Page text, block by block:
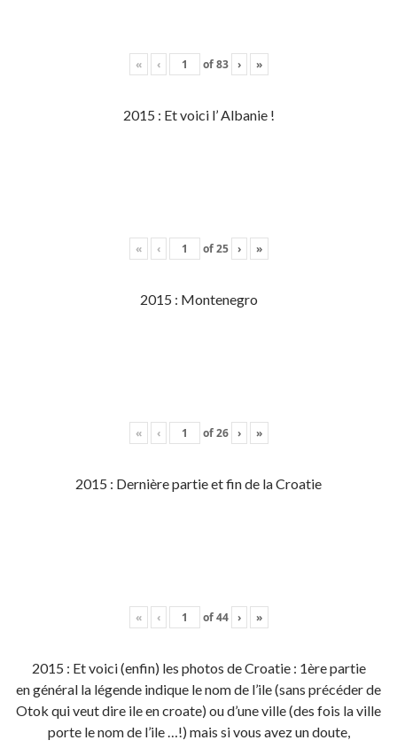
« ‹ of83 › »
2015 : Et voici l’ Albanie !
« ‹ of25 › »
2015 : Montenegro
« ‹ of26 › »
2015 : Dernière partie et fin de la Croatie
« ‹ of44 › »
2015 : Et voici (enfin) les photos de Croatie : 1ère partie
en général la légende indique le nom de l’ile (sans précéder de
Otok qui veut dire ile en croate) ou d’une ville (des fois la ville
porte le nom de l’ile …!) mais si vous avez un doute,